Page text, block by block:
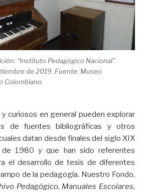
“Instituto Pedagógico Nacional”.
de 2019. Fuente: Museo
Colombiano.
curiosos en general pueden explorar
de fuentes bibliográficas y otros
datan desde finales del siglo XIX
de 1980 y que han sido referentes
el desarrollo de tesis de diferentes
de la pedagogía. Nuestro Fondo,
Pedagógico, Manuales Escolares,